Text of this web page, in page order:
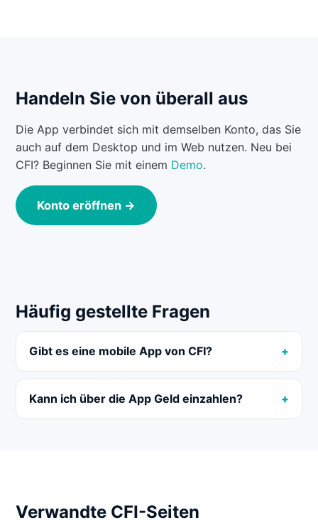
Handeln Sie von überall aus
Die App verbindet sich mit demselben Konto, das Sie
auch auf dem Desktop und im Web nutzen. Neu bei
CFI? Beginnen Sie mit einem Demo.
Konto eröffnen →
Häufig gestellte Fragen
Gibt es eine mobile App von CFI?
Kann ich über die App Geld einzahlen?
Verwandte CFI-Seiten